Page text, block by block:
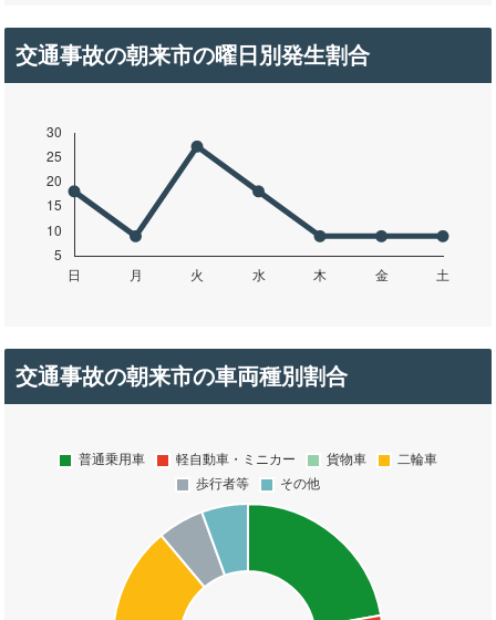
交通事故の朝来市の曜日別発生割合
交通事故の朝来市の車両種別割合